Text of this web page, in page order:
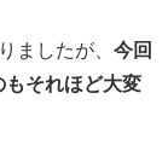
ましたが、 今回
もそれほど大変